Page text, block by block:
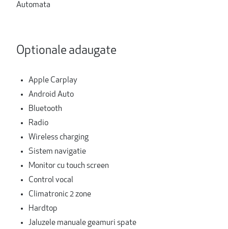
Automata
Optionale adaugate
Apple Carplay
Android Auto
Bluetooth
Radio
Wireless charging
Sistem navigatie
Monitor cu touch screen
Control vocal
Climatronic 2 zone
Hardtop
Jaluzele manuale geamuri spate